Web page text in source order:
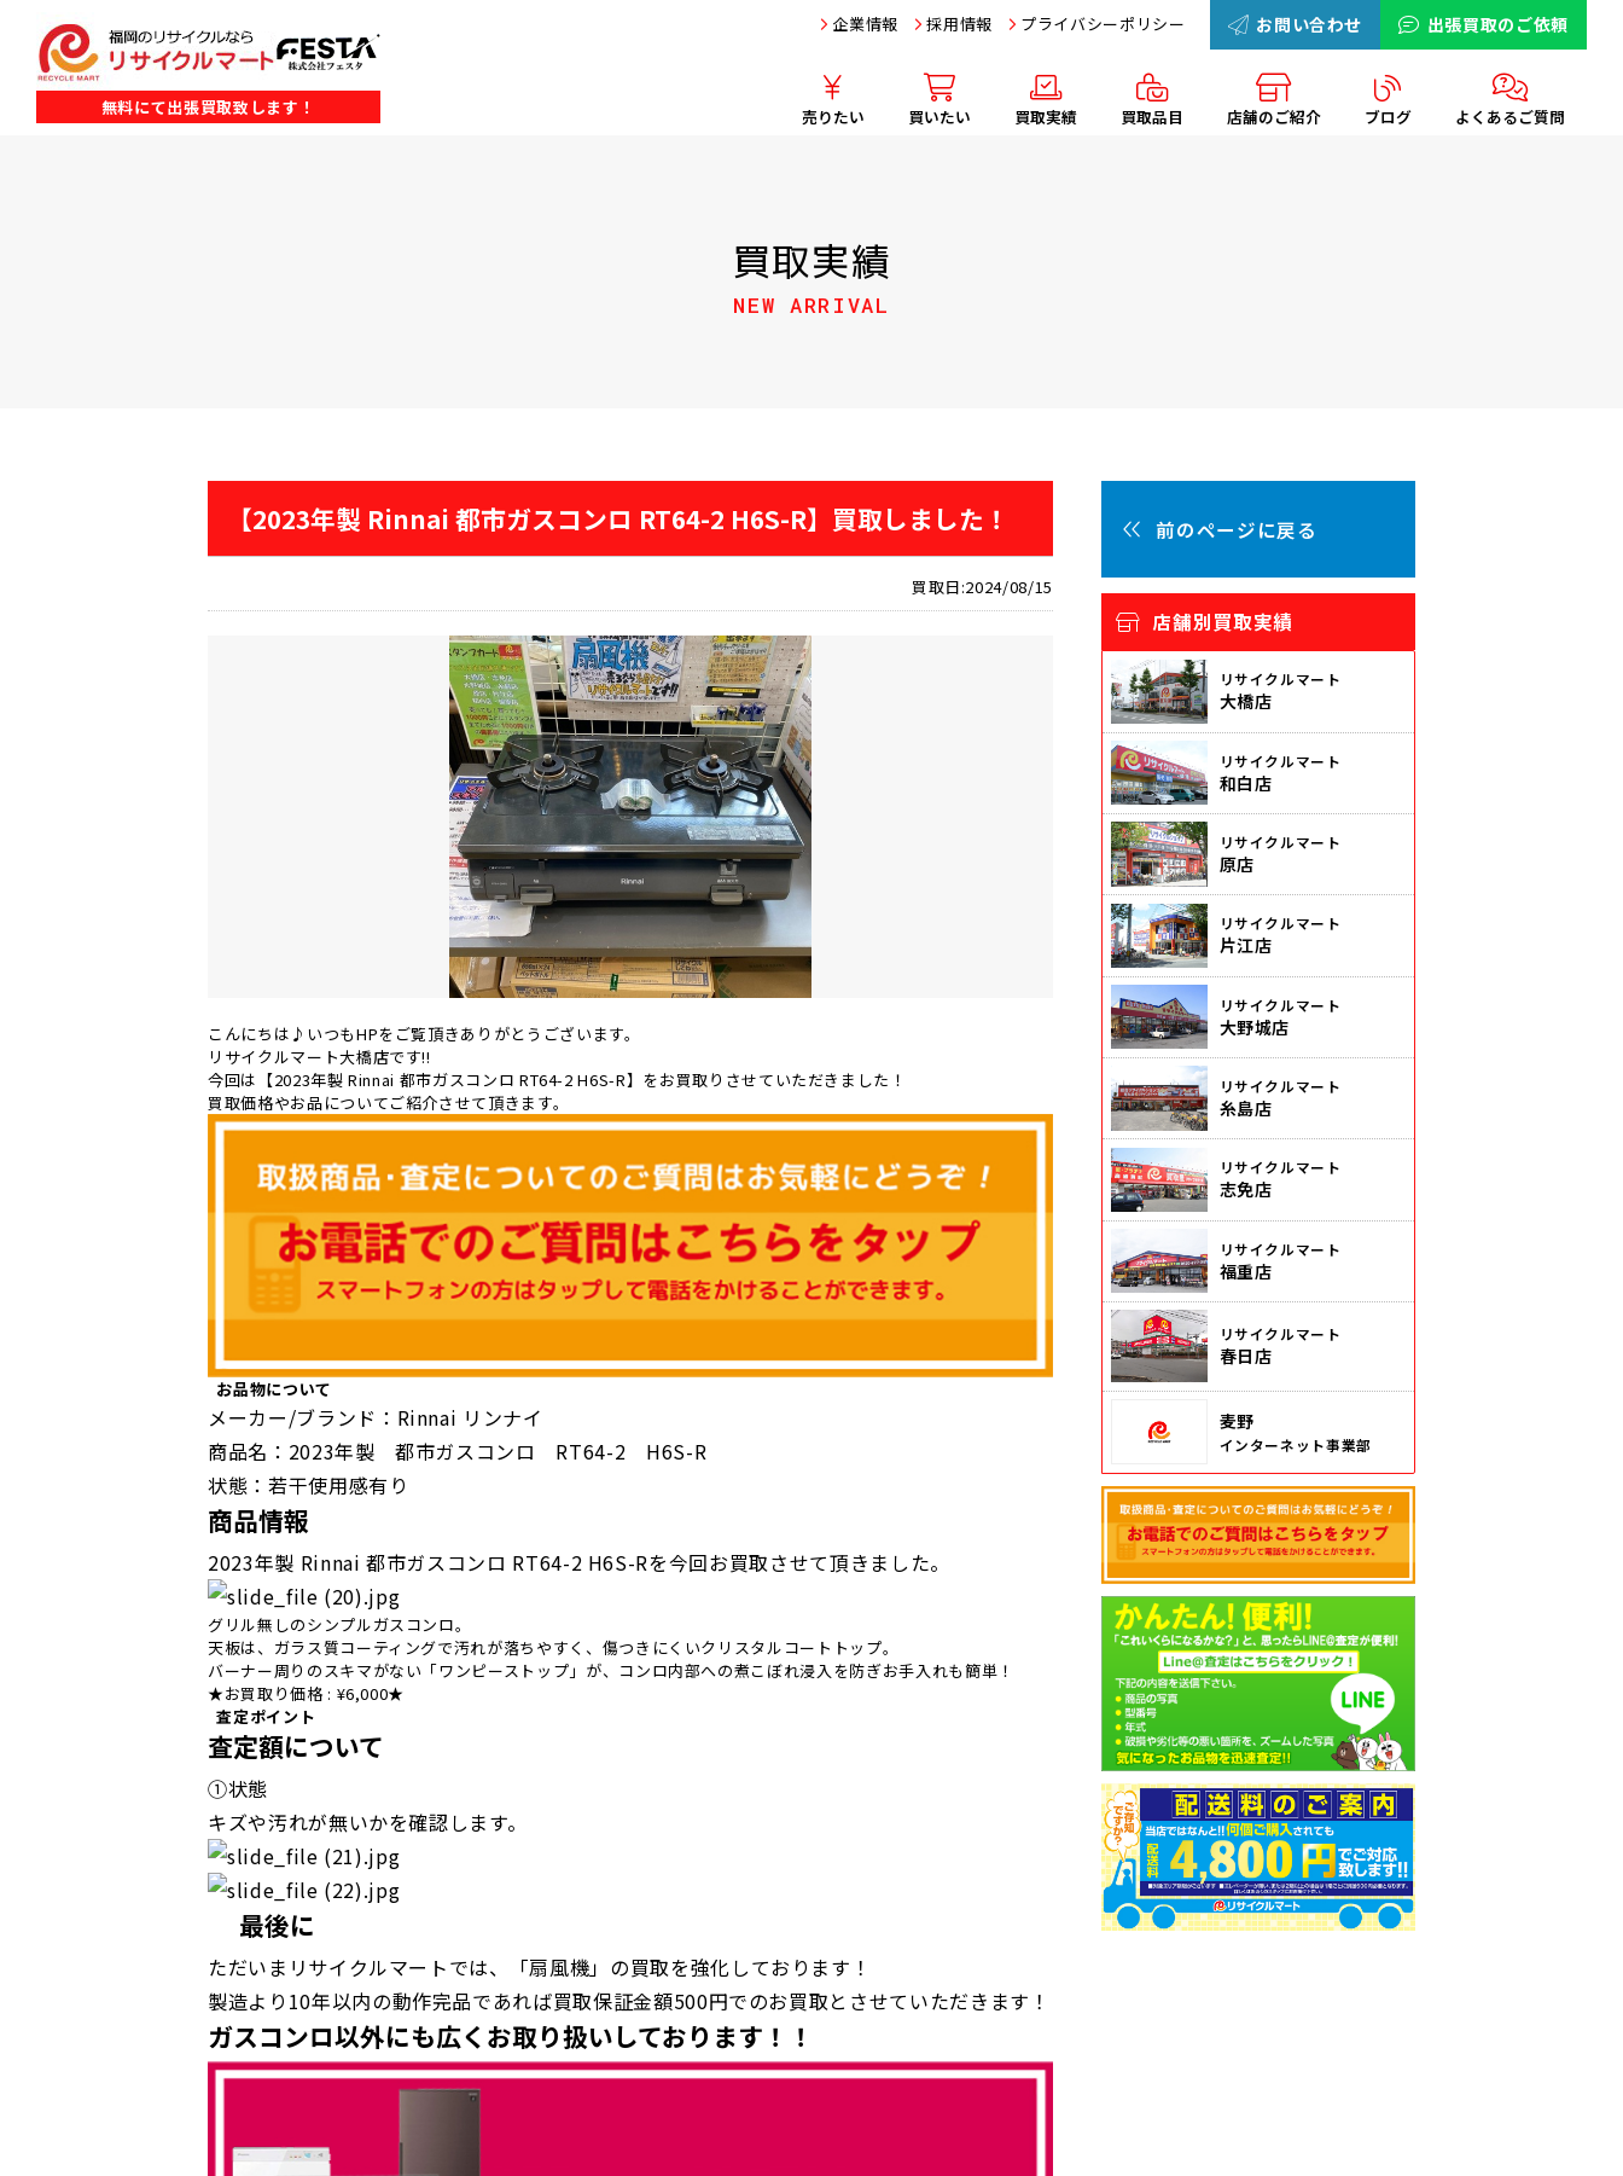
無料にて出張買取致します！
お問い合わせ 出張買取のご依頼
企業情報 採用情報 プライバシーポリシー
売りたい 買いたい 買取実績 買取品目 店舗のご紹介 ブログ よくあるご質問
買取実績
NEW ARRIVAL
【2023年製 Rinnai 都市ガスコンロ RT64-2 H6S-R】買取しました！
買取日:2024/08/15
こんにちは♪いつもHPをご覧頂きありがとうございます。
リサイクルマート大橋店です!!
今回は【2023年製 Rinnai 都市ガスコンロ RT64-2 H6S-R】をお買取りさせていただきました！
買取価格やお品についてご紹介させて頂きます。
お品物について
メーカー/ブランド：Rinnai リンナイ
商品名 ：2023年製 都市ガスコンロ RT64-2 H6S-R
状態：若干使用感有り
商品情報
2023年製 Rinnai 都市ガスコンロ RT64-2 H6S-Rを今回お買取させて頂きました。
グリル無しのシンプルガスコンロ。
天板は、ガラス質コーティングで汚れが落ちやすく、傷つきにくいクリスタルコートトップ。
バーナー周りのスキマがない「ワンピーストップ」が、コンロ内部への煮こぼれ浸入を防ぎお手入れも簡単！
★お買取り価格 : ¥6,000★
査定ポイント
査定額について
①状態
キズや汚れが無いかを確認します。
最後に
ただいまリサイクルマートでは、「扇風機」の買取を強化しております！
製造より10年以内の動作完品であれば買取保証金額500円でのお買取とさせていただきます！
ガスコンロ以外にも広くお取り扱いしております！！
前のページに戻る
店舗別買取実績
リサイクルマート
大橋店
リサイクルマート
和白店
リサイクルマート
原店
リサイクルマート
片江店
リサイクルマート
大野城店
リサイクルマート
糸島店
リサイクルマート
志免店
リサイクルマート
福重店
リサイクルマート
春日店
麦野
インターネット事業部